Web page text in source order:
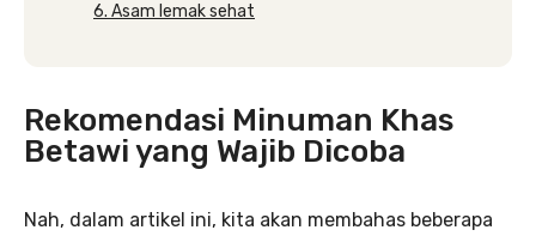
6. Asam lemak sehat
Rekomendasi Minuman Khas
Betawi yang Wajib Dicoba
Nah, dalam artikel ini, kita akan membahas beberapa